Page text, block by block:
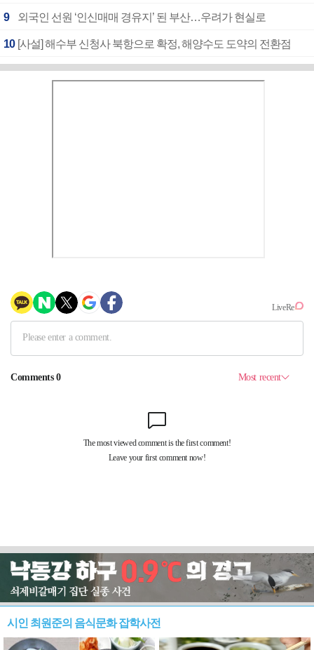
9 외국인 선원 ‘인신매매 경유지’ 된 부산…우려가 현실로
10 [사설] 해수부 신청사 북항으로 확정, 해양수도 도약의 전환점
시인 최원준의 음식문화 잡학사전